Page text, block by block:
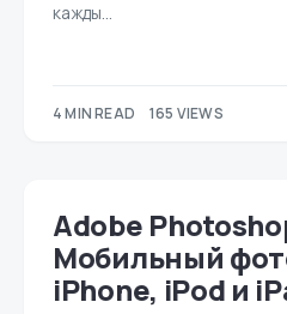
кажды…
4 MIN READ 165 VIEWS
Adobe
Мобильный
iPhone, iPod и